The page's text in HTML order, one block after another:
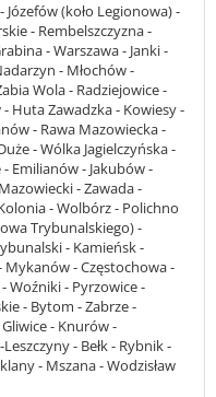
Józefów (koło Legionowa) -
- Rembelszczyzna -
- Warszawa - Janki -
- Młochów -
Wola - Radziejowice -
Huta Zawadzka - Kowiesy -
- Rawa Mazowiecka -
- Wólka Jagielczyńska -
Emilianów - Jakubów -
- Zawada -
- Wolbórz - Polichno
Trybunalskiego) -
- Kamieńsk -
Mykanów - Częstochowa -
Woźniki - Pyrzowice -
- Bytom - Zabrze -
- Knurów -
- Bełk - Rybnik -
- Mszana - Wodzisław